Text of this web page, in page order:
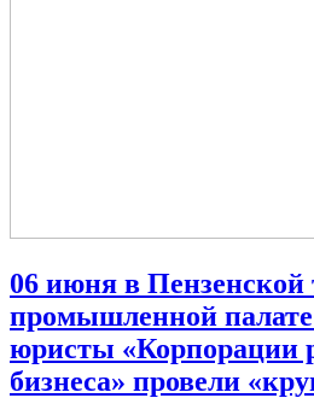
06 июня в Пензенской
промышленной
юристы «Корпорации
бизнеса» провели